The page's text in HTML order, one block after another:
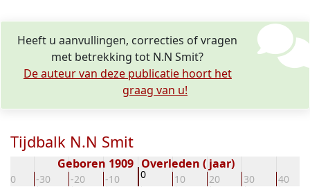
Heeft u aanvullingen, correcties of vragen
met betrekking tot N.N Smit?
De auteur van deze publicatie hoort het
graag van u!
Tijdbalk N.N Smit
-40 -30 -20 -10 0 10 20 30 40
Geboren 1909 Overleden ( jaar)